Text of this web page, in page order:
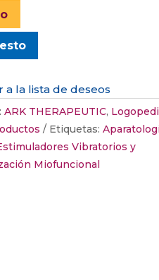
a la lista de deseos
ARK THERAPEUTIC,
Etiquetas:
Vibratorios y
Miofuncional